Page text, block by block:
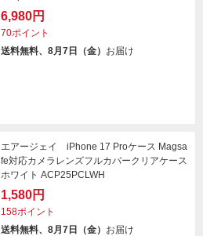
6,980円
70ポイント
送料無料、8月7日（金） お届け
エアージェイ iPhone 17 Proケース Magsa
fe対応カメラレンズフルカバークリアケース
ホワイト ACP25PCLWH
1,580円
158ポイント
送料無料、8月7日（金） お届け